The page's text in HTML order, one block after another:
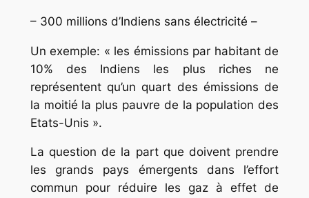
– 300 millions d’Indiens sans électricité –
Un exemple: « les émissions par habitant de
10% des Indiens les plus riches ne
représentent qu’un quart des émissions de
la moitié la plus pauvre de la population des
Etats-Unis ».
La question de la part que doivent prendre
les grands pays émergents dans l’effort
commun pour réduire les gaz à effet de